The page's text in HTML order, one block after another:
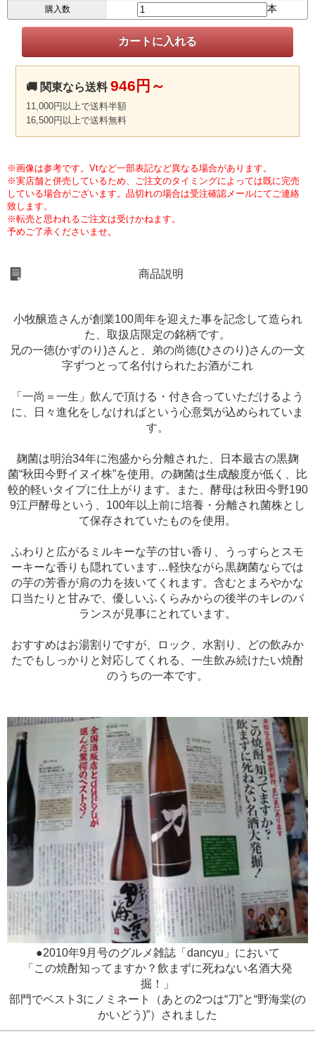
購入数 本
🚚 関東なら送料946円～
11,000円以上で送料半額
16,500円以上で送料無料
※画像は参考です。Vtなど一部表記など異なる場合があります。
※実店舗と併売しているため、ご注文のタイミングによっては既に完売
している場合がございます。品切れの場合は受注確認メールにてご連絡
致します。
※転売と思われるご注文は受けかねます。
予めご了承くださいませ。
商品説明
小牧醸造さんが創業100周年を迎えた事を記念して造られ
た、取扱店限定の銘柄です。
兄の一徳(かずのり)さんと、弟の尚徳(ひさのり)さんの一文
字ずつとって名付けられたお酒がこれ
「一尚＝一生」飲んで頂ける・付き合っていただけるよう
に、日々進化をしなければという心意気が込められていま
す。
麹菌は明治34年に泡盛から分離された、日本最古の黒麹
菌“秋田今野イヌイ株”を使用。の麹菌は生成酸度が低く、比
較的軽いタイプに仕上がります。また、酵母は秋田今野190
9江戸酵母という、100年以上前に培養・分離され菌株とし
て保存されていたものを使用。
ふわりと広がるミルキーな芋の甘い香り、うっすらとスモ
ーキーな香りも隠れています…軽快ながら黒麹菌ならでは
の芋の芳香が肩の力を抜いてくれます。含むとまろやかな
口当たりと甘みで、優しいふくらみからの後半のキレのバ
ランスが見事にとれています。
おすすめはお湯割りですが、ロック、水割り、どの飲みか
たでもしっかりと対応してくれる、一生飲み続けたい焼酎
のうちの一本です。
●2010年9月号のグルメ雑誌「dancyu」において
「この焼酎知ってますか？飲まずに死ねない名酒大発
掘！」
部門でベスト3にノミネート（あとの2つは“刀”と“野海棠(の
かいどう)”）されました